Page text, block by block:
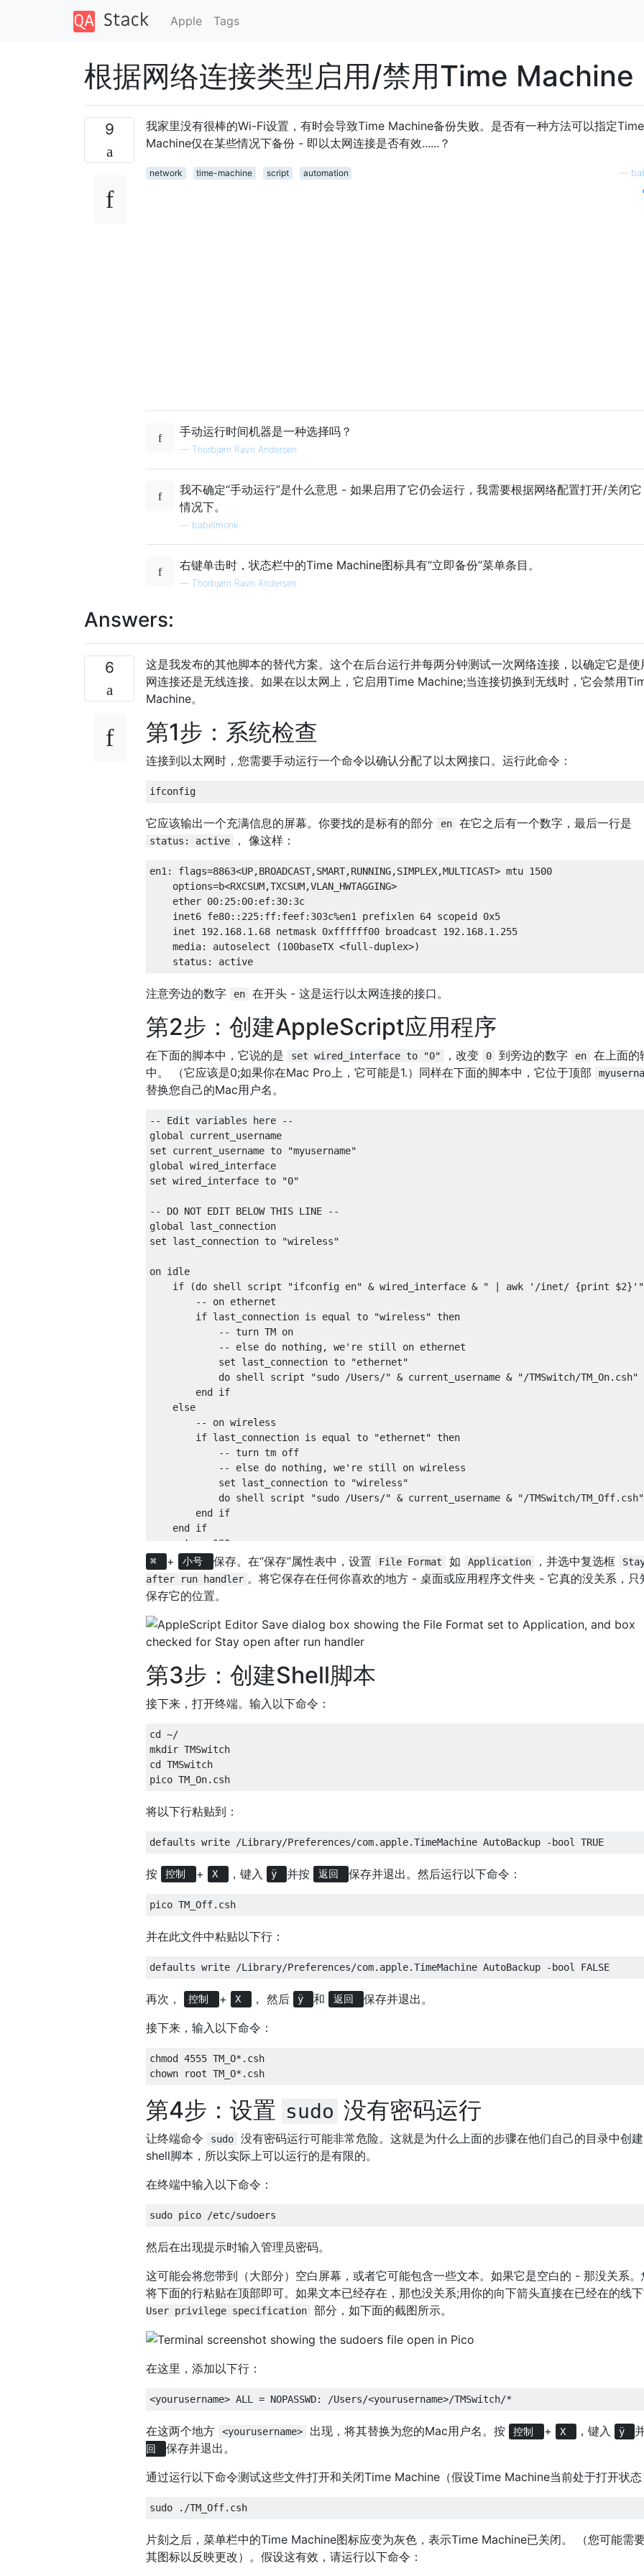
Apple Tags
根据网络连接类型启用/禁用Time Machine
9
我家里没有很棒的Wi-Fi设置，有时会导致Time Machine备份失败。是否有一种方法可以指定Time
Machine仅在某些情况下备份 - 即以太网连接是否有效......？
network time-machine script automation
手动运行时间机器是一种选择吗？
— Thorbjørn Ravn Andersen
我不确定“手动运行”是什么意思 - 如果启用了它仍会运行，我需要根据网络配置打开/关闭
情况下。
babelmonk
右键单击时，状态栏中的Time Machine图标具有“立即备份”菜单条目。
— Thorbjørn Ravn Andersen
Answers:
6
这是我发布的其他脚本的替代方案。这个在后台运行并每两分钟测试一次网络连接，以确定它是使
网连接还是无线连接。如果在以太网上，它启用Time Machine;当连接切换到无线时，它会禁用
Machine。
第1步：系统检查
连接到以太网时，您需要手动运行一个命令以确认分配了以太网接口。运行此命令：
它应该输出一个充满信息的屏幕。你要找的是标有的部分 en 在它之后有一个数字，最后一行是
status: active ， 像这样：
en1: flags=8863<UP,BROADCAST,SMART,RUNNING,SIMPLEX,MULTICAST> mtu 1500
    options=b<RXCSUM,TXCSUM,VLAN_HWTAGGING>
    ether 00:25:00:ef:30:3c
    inet6 fe80::225:ff:feef:303c%en1 prefixlen 64 scopeid 0x5
    inet 192.168.1.68 netmask 0xffffff00 broadcast 192.168.1.255
    media: autoselect (100baseTX <full-duplex>)
注意旁边的数字 en 在开头 - 这是运行以太网连接的接口。
第2步：创建AppleScript应用程序
在下面的脚本中，它说的是 set wired_interface to "0" ，改变 0 到旁边的数字 en
在上面的
中。 （它应该是0;如果你在Mac Pro上，它可能是1.）同样在下面的脚本中，它位于顶部
替换您自己的Mac用户名。
-- Edit variables here --
global current_username
set current_username to "myusername"
global wired_interface
set wired_interface to "0"
-- DO NOT EDIT BELOW THIS LINE --
global last_connection
set last_connection to "wireless"
on idle
if (do shell script "ifconfig en" & wired_interface & " | awk '/inet/ {print
        -- on ethernet
        if last_connection is equal to "wireless" then
            -- turn TM on
            -- else do nothing, we're still on ethernet
            set last_connection to "ethernet"
            do shell script "sudo /Users/" & current_username & "/TMSwitch/TM_On.csh"
        end if
    else
        -- on wireless
        if last_connection is equal to "ethernet" then
            -- turn tm off
            -- else do nothing, we're still on wireless
            set last_connection to "wireless"
            do shell script "sudo /Users/" & current_username & "/TMSwitch/TM_Off.csh"
        end if
    end if
    return 120
⌘ + 小号 保存。在“保存”属性表中，设置 File Format 如 Application ，并选中复选框
after run handler 。将它保存在任何你喜欢的地方 - 桌面或应用程序文件夹 - 它真的没关系，只
保存它的位置。
第3步：创建Shell脚本
接下来，打开终端。输入以下命令：
cd ~/
mkdir TMSwitch
cd TMSwitch
将以下行粘贴到：
按 控制 + X ，键入 ÿ 并按 返回 保存并退出。然后运行以下命令：
并在此文件中粘贴以下行：
再次， 控制 + X ， 然后 ÿ 和 返回
保存并退出。
接下来，输入以下命令：
chmod 4555 TM_O*.csh
第4步：设置 sudo 没有密码运行
让终端命令 sudo
没有密码运行可能非常危险。这就是为什么上面的步骤在他们自己的目录中创
shell脚本，所以实际上可以运行的是有限的。
在终端中输入以下命令：
然后在出现提示时输入管理员密码。
这可能会将您带到（大部分）空白屏幕，或者它可能包含一些文本。如果它是空白的 - 那没关系
将下面的行粘贴在顶部即可。如果文本已经存在，那也没关系;用你的向下箭头直接在已经在的线
User privilege specification 部分，如下面的截图所示。
在这里，添加以下行：
在这两个地方 <yourusername> 出现，将其替换为您的Mac用户名。按 控制 + X ，键入 ÿ
回
保存并退出。
通过运行以下命令测试这些文件打开和关闭Time Machine（假设Time Machine当前处于打开状
片刻之后，菜单栏中的Time Machine图标应变为灰色，表示Time Machine已关闭。 （您可能需
其图标以反映更改）。假设这有效，请运行以下命令：